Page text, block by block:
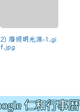
2) 廢照明光源-1.gi
f.jpg
仁和行事曆